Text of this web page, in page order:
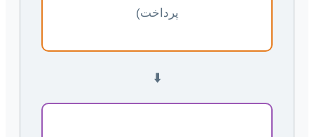
پرداخت)
⬇️